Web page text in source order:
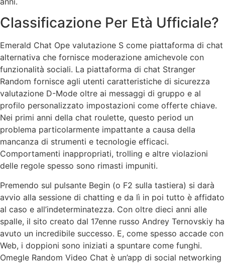
Classificazione Per Età Ufficiale?
Emerald Chat Ope valutazione S come piattaforma di chat
alternativa che fornisce moderazione amichevole con
funzionalità sociali. La piattaforma di chat Stranger
Random fornisce agli utenti caratteristiche di sicurezza
valutazione D-Mode oltre ai messaggi di gruppo e al
profilo personalizzato impostazioni come offerte chiave.
Nei primi anni della chat roulette, questo period un
problema particolarmente impattante a causa della
mancanza di strumenti e tecnologie efficaci.
Comportamenti inappropriati, trolling e altre violazioni
delle regole spesso sono rimasti impuniti.
Premendo sul pulsante Begin (o F2 sulla tastiera) si darà
avvio alla sessione di chatting e da lì in poi tutto è affidato
al caso e all’indeterminatezza. Con oltre dieci anni alle
spalle, il sito creato dal 17enne russo Andrey Ternovskiy ha
avuto un incredibile successo. E, come spesso accade con
Web, i doppioni sono iniziati a spuntare come funghi.
Omegle Random Video Chat è un’app di social networking